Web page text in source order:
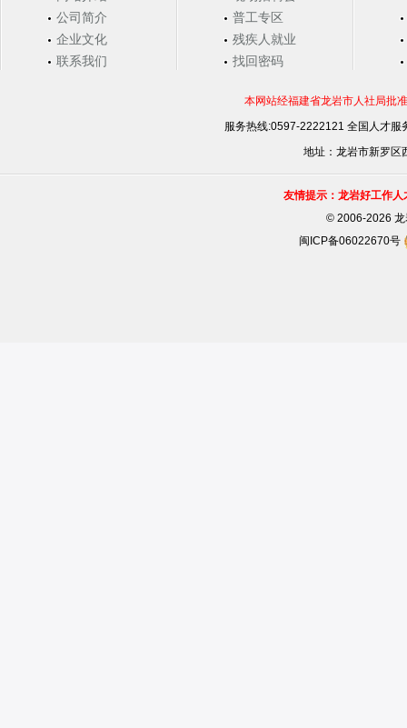
公司简介
企业文化
联系我们
普工专区
残疾人就业
找回密码
本网站经福建省龙岩市人社局批
服务热线:0597-2222121 全国人才
地址：龙岩市新罗区
友情提示：龙岩好工作
©2006-2026 龙
闽ICP备06022670号